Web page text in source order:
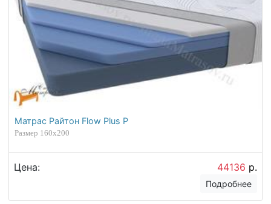
Матрас Райтон Flow Plus P
Размер 160х200
Цена: 44136 р.
Подробнее